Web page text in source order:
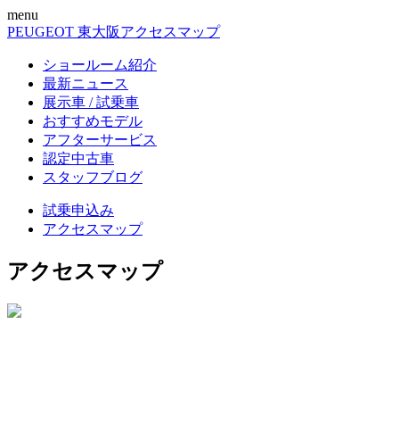
menu
PEUGEOT 東大阪アクセスマップ
ショールーム紹介
最新ニュース
展示車 / 試乗車
おすすめモデル
アフターサービス
認定中古車
スタッフブログ
試乗申込み
アクセスマップ
アクセスマップ